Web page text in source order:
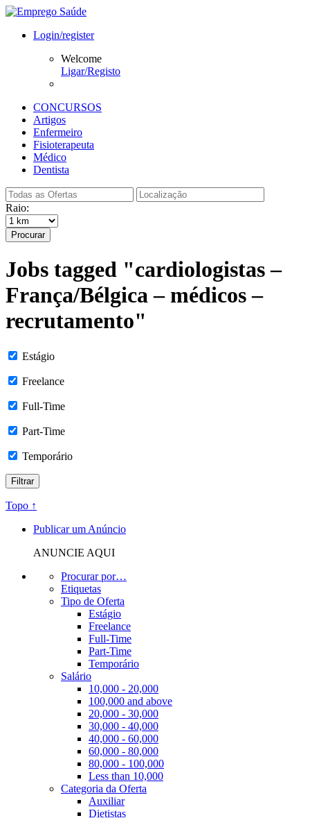
Login/register
Welcome
Ligar/Registo
CONCURSOS
Artigos
Enfermeiro
Fisioterapeuta
Médico
Dentista
Raio:
Procurar
Jobs tagged "cardiologistas –
França/Bélgica – médicos –
recrutamento"
Estágio
Freelance
Full-Time
Part-Time
Temporário
Topo ↑
Publicar um Anúncio
ANUNCIE AQUI
Procurar por…
Etiquetas
Tipo de Oferta
Estágio
Freelance
Full-Time
Part-Time
Temporário
Salário
10,000 - 20,000
100,000 and above
20,000 - 30,000
30,000 - 40,000
40,000 - 60,000
60,000 - 80,000
80,000 - 100,000
Less than 10,000
Categoria da Oferta
Auxiliar
Dietistas